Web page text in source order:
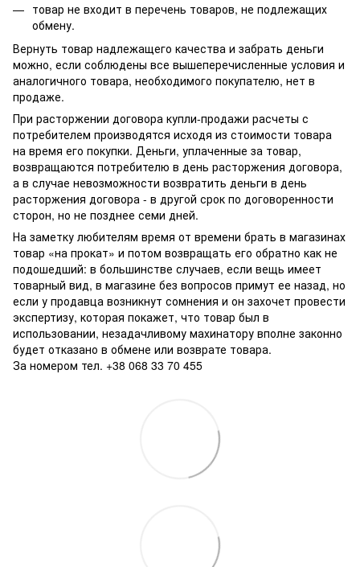
товар не входит в перечень товаров, не подлежащих
обмену.
Вернуть товар надлежащего качества и забрать деньги
можно, если соблюдены все вышеперечисленные условия и
аналогичного товара, необходимого покупателю, нет в
продаже.
При расторжении договора купли-продажи расчеты с
потребителем производятся исходя из стоимости товара
на время его покупки. Деньги, уплаченные за товар,
возвращаются потребителю в день расторжения договора,
а в случае невозможности возвратить деньги в день
расторжения договора - в другой срок по договоренности
сторон, но не позднее семи дней.
На заметку любителям время от времени брать в магазинах
товар «на прокат» и потом возвращать его обратно как не
подошедший: в большинстве случаев, если вещь имеет
товарный вид, в магазине без вопросов примут ее назад, но
если у продавца возникнут сомнения и он захочет провести
экспертизу, которая покажет, что товар был в
использовании, незадачливому махинатору вполне законно
будет отказано в обмене или возврате товара.
За номером тел. +38 068 33 70 455